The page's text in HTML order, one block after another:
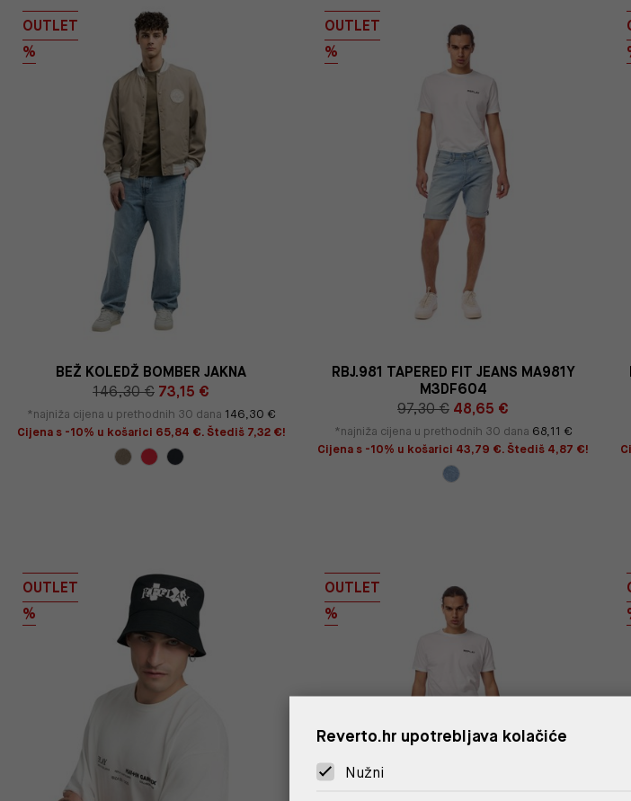
OUTLET
%
BEŽ KOLEDŽ BOMBER JAKNA
146,30 € 73,15 €
*najniža cijena u prethodnih 30 dana 146,30 €
Cijena s -10% u košarici 65,84 €. Štediš 7,32 €!
OUTLET
%
RBJ.981 TAPERED FIT JEANS MA981Y
M3DF604
97,30 € 48,65 €
*najniža cijena u prethodnih 30 dana 68,11 €
Cijena s -10% u košarici 43,79 €. Štediš 4,87 €!
OUTLET
%
OUTLET
%
Reverto.hr upotrebljava kolačiće
Nužni